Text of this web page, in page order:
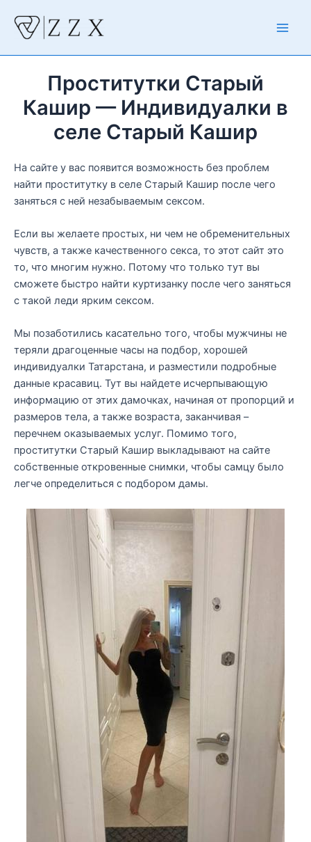
содержимому
Проститутки Старый
Кашир — Индивидуалки в
селе Старый Кашир
На сайте у вас появится возможность без проблем
найти проститутку в селе Старый Кашир после чего
заняться с ней незабываемым сексом.
Если вы желаете простых, ни чем не обременительных
чувств, а также качественного секса, то этот сайт это
то, что многим нужно. Потому что только тут вы
сможете быстро найти куртизанку после чего заняться
с такой леди ярким сексом.
Мы позаботились касательно того, чтобы мужчины не
теряли драгоценные часы на подбор, хорошей
индивидуалки Татарстана, и разместили подробные
данные красавиц. Тут вы найдете исчерпывающую
информацию от этих дамочках, начиная от пропорций и
размеров тела, а также возраста, заканчивая –
перечнем оказываемых услуг. Помимо того,
проститутки Старый Кашир выкладывают на сайте
собственные откровенные снимки, чтобы самцу было
легче определиться с подбором дамы.